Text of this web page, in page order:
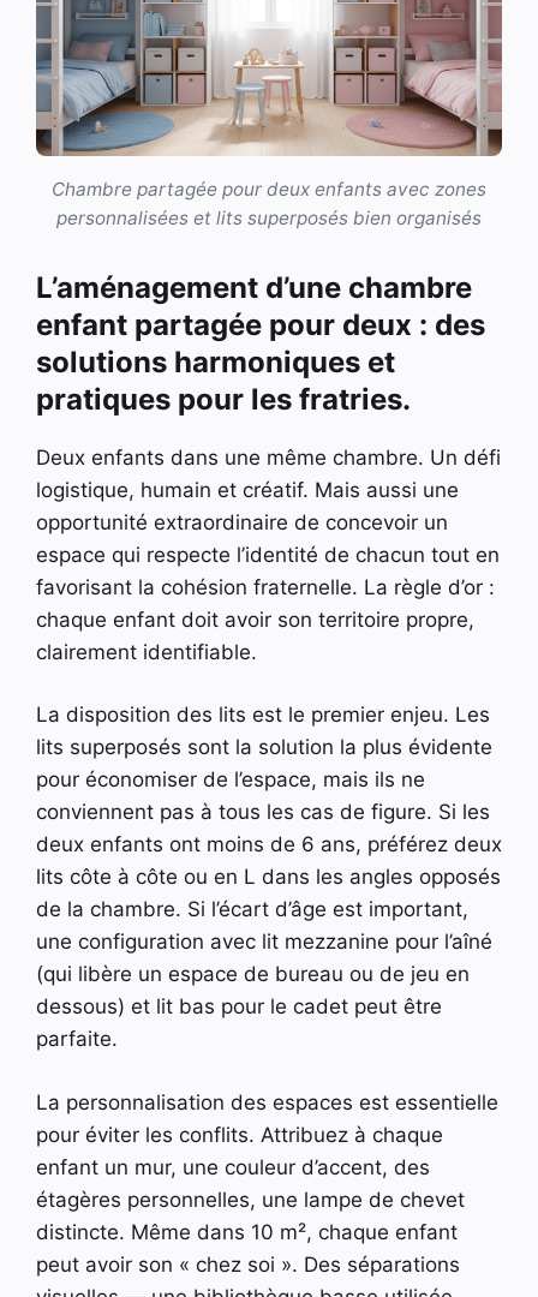
Chambre partagée pour deux enfants avec zones
personnalisées et lits superposés bien organisés
L’aménagement d’une chambre
enfant partagée pour deux : des
solutions harmoniques et
pratiques pour les fratries.
Deux enfants dans une même chambre. Un défi
logistique, humain et créatif. Mais aussi une
opportunité extraordinaire de concevoir un
espace qui respecte l’identité de chacun tout en
favorisant la cohésion fraternelle. La règle d’or :
chaque enfant doit avoir son territoire propre,
clairement identifiable.
La disposition des lits est le premier enjeu. Les
lits superposés sont la solution la plus évidente
pour économiser de l’espace, mais ils ne
conviennent pas à tous les cas de figure. Si les
deux enfants ont moins de 6 ans, préférez deux
lits côte à côte ou en L dans les angles opposés
de la chambre. Si l’écart d’âge est important,
une configuration avec lit mezzanine pour l’aîné
(qui libère un espace de bureau ou de jeu en
dessous) et lit bas pour le cadet peut être
parfaite.
La personnalisation des espaces est essentielle
pour éviter les conflits. Attribuez à chaque
enfant un mur, une couleur d’accent, des
étagères personnelles, une lampe de chevet
distincte. Même dans 10 m², chaque enfant
peut avoir son « chez soi ». Des séparations